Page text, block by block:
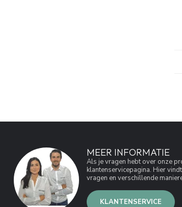
MEER INFORMATIE
Als je vragen hebt over onze
klantenservicepagina. Hier
vragen en verschillende
KLANTENSERVICE